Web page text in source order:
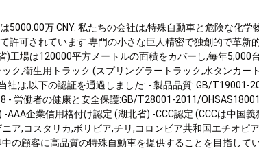
5000.00万 CNY. 私たちの会社は,特殊自動車と危険な化学
許可されています.専門の小さな巨人精密で独創的で革新
)工場は120000平方メートルの面積をカバーし,毎年5,000
ク,衛生用トラック (スプリングラートラック,水タンカー
社は,以下の認証を通過しました: - 製品品質: GB/T19001-
- 労働者の健康と安全保護:GB/T28001-2011/
企業信用格付け認定 (湖北省) -CCC認定 (CCCは中国
ア,コスタリカ,ボリビア,チリ,コロンビア共和国エチオピ
の顧客に高品質の特殊自動車を提供することを目指してい